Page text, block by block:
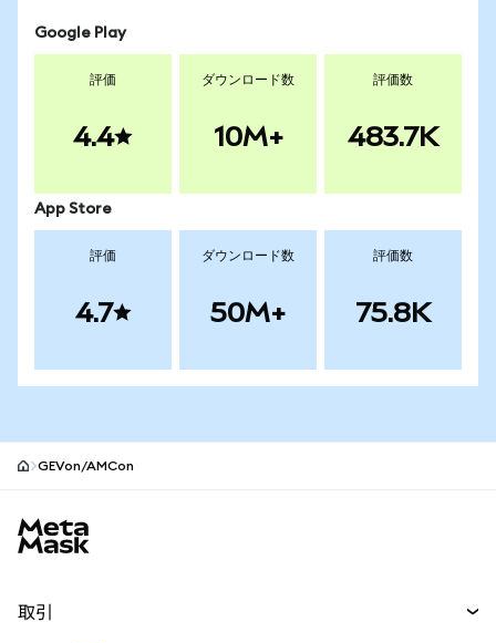
Google Play
評価
4.4
ダウンロード数
10M+
評価数
483.7K
App Store
評価
4.7
ダウンロード数
50M+
評価数
75.8K
GEVon/AMCon
取引